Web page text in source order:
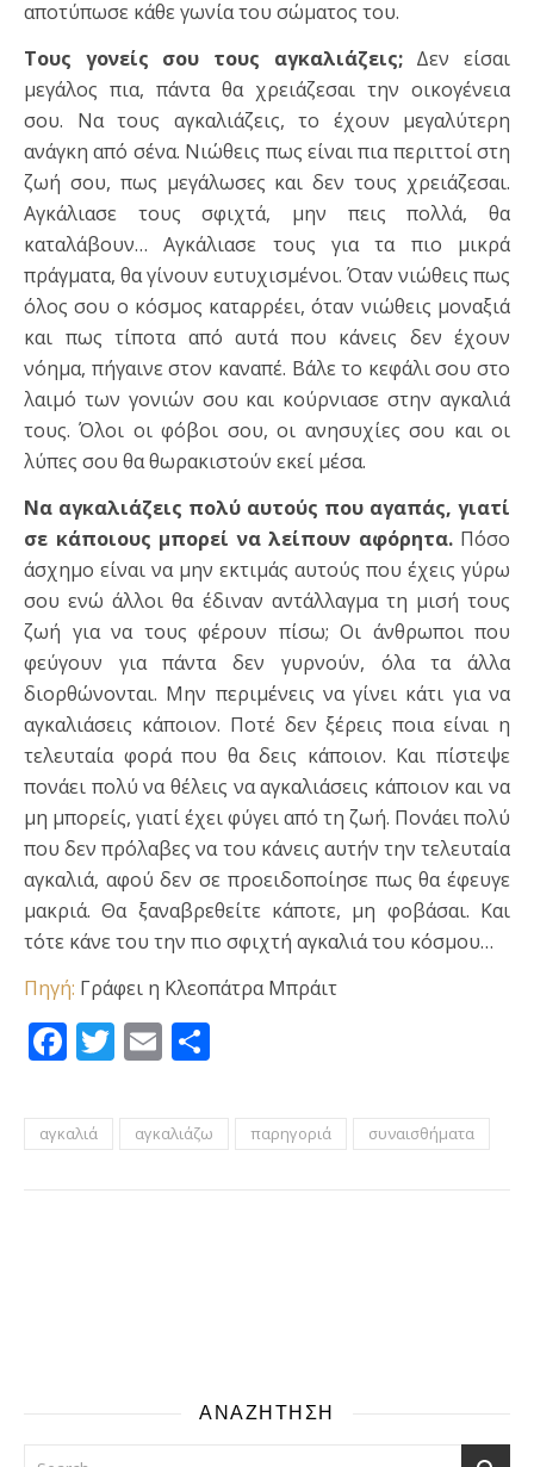
αποτύπωσε κάθε γωνία του σώματος του.
Τους γονείς σου τους αγκαλιάζεις;Δεν είσαι
μεγάλος πια, πάντα θα χρειάζεσαι την οικογένεια
σου. Να τους αγκαλιάζεις, το έχουν μεγαλύτερη
ανάγκη από σένα. Νιώθεις πως είναι πια περιττοί στη
ζωή σου, πως μεγάλωσες και δεν τους χρειάζεσαι.
Αγκάλιασε τους σφιχτά, μην πεις πολλά, θα
καταλάβουν… Αγκάλιασε τους για τα πιο μικρά
πράγματα, θα γίνουν ευτυχισμένοι. Όταν νιώθεις πως
όλος σου ο κόσμος καταρρέει, όταν νιώθεις μοναξιά
και πως τίποτα από αυτά που κάνεις δεν έχουν
νόημα, πήγαινε στον καναπέ. Βάλε το κεφάλι σου στο
λαιμό των γονιών σου και κούρνιασε στην αγκαλιά
τους. Όλοι οι φόβοι σου, οι ανησυχίες σου και οι
λύπες σου θα θωρακιστούν εκεί μέσα.
Να αγκαλιάζεις πολύ αυτούς που αγαπάς, γιατί
σε κάποιους μπορεί να λείπουν αφόρητα.Πόσο
άσχημο είναι να μην εκτιμάς αυτούς που έχεις γύρω
σου ενώ άλλοι θα έδιναν αντάλλαγμα τη μισή τους
ζωή για να τους φέρουν πίσω; Οι άνθρωποι που
φεύγουν για πάντα δεν γυρνούν, όλα τα άλλα
διορθώνονται. Μην περιμένεις να γίνει κάτι για να
αγκαλιάσεις κάποιον. Ποτέ δεν ξέρεις ποια είναι η
τελευταία φορά που θα δεις κάποιον. Και πίστεψε
πονάει πολύ να θέλεις να αγκαλιάσεις κάποιον και να
μη μπορείς, γιατί έχει φύγει από τη ζωή. Πονάει πολύ
που δεν πρόλαβες να του κάνεις αυτήν την τελευταία
αγκαλιά, αφού δεν σε προειδοποίησε πως θα έφευγε
μακριά. Θα ξαναβρεθείτε κάποτε, μη φοβάσαι. Και
τότε κάνε του την πιο σφιχτή αγκαλιά του κόσμου…
Πηγή: Γράφει η Κλεοπάτρα Μπράιτ
Facebook
Twitter
Email
αγκαλιά αγκαλιάζω παρηγοριά συναισθήματα
ΑΝΑΖΗΤΗΣΗ